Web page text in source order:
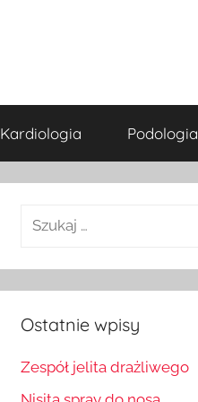
Kardiologia Podologia
Szukaj:
Ostatnie wpisy
Zespół jelita drażliwego